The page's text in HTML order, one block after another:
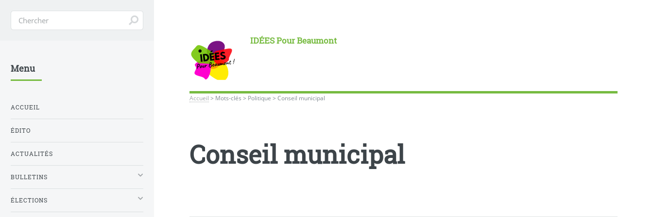
IDÉES Pour Beaumont
Accueil > Mots-clés > Politique >Conseil municipal
Conseil municipal
Menu
ACCUEIL
ÉDITO
ACTUALITÉS
BULLETINS
ÉLECTIONS